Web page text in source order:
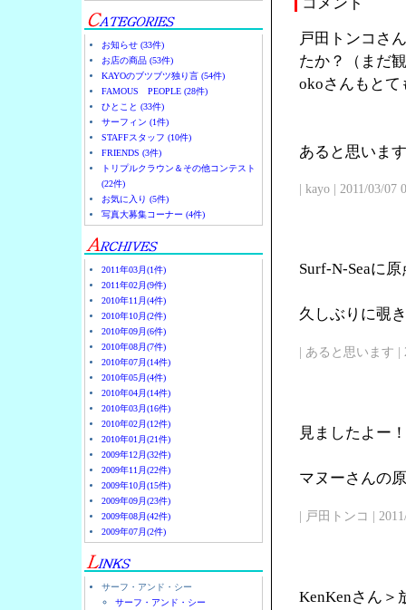
お知らせ (33件)
お店の商品 (53件)
KAYOのブツブツ独り言 (54件)
FAMOUS PEOPLE (28件)
ひとこと (33件)
サーフィン (1件)
STAFFスタッフ (10件)
FRIENDS (3件)
トリプルクラウン＆その他コンテスト
(22件)
お気に入り (5件)
写真大募集コーナー (4件)
2011年03月(1件)
2011年02月(9件)
2010年11月(4件)
2010年10月(2件)
2010年09月(6件)
2010年08月(7件)
2010年07月(14件)
2010年05月(4件)
2010年04月(14件)
2010年03月(16件)
2010年02月(12件)
2010年01月(21件)
2009年12月(32件)
2009年11月(22件)
2009年10月(15件)
2009年09月(23件)
2009年08月(42件)
2009年07月(2件)
サーフ・アンド・シー
サーフ・アンド・シー
戸田トンコさ
たか？（まだ
okoさんもとて
あると思いま
| kayo | 2011/03/07
Surf-N-Seaに
久しぶりに覗
| あると思います |
見ましたよー！
マヌーさんの
| 戸田トンコ |
KenKenさん＞